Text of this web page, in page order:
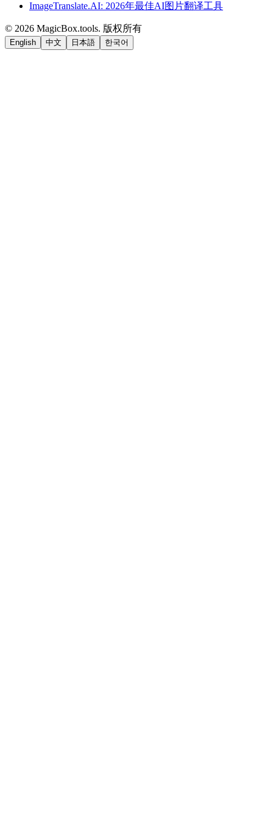
ImageTranslate.AI: 2026年最佳AI图片翻译工具
© 2026 MagicBox.tools. 版权所有
English 中文 日本語 한국어